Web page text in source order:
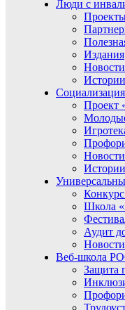
Люди с
Издания
Новости
Проект
Новости
Школа
Аудит
Новости
Веб-школа
Защита